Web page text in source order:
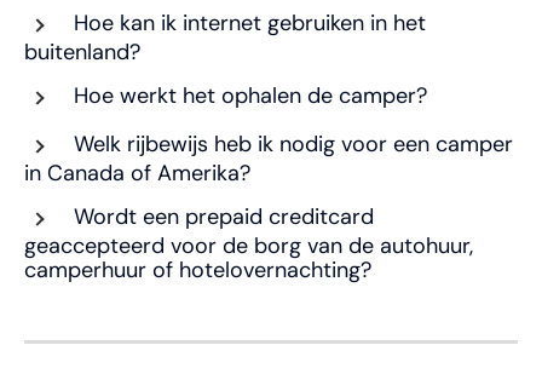
Hoe kan ik internet gebruiken in het
buitenland?
Hoe werkt het ophalen de camper?
Welk rijbewijs heb ik nodig voor een camper
in Canada of Amerika?
Wordt een prepaid creditcard
geaccepteerd voor de borg van de autohuur,
camperhuur of hotelovernachting?